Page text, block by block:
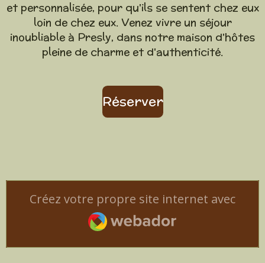
et personnalisée, pour qu'ils se sentent chez eux
loin de chez eux. Venez vivre un séjour
inoubliable à Presly, dans notre maison d'hôtes
pleine de charme et d'authenticité.
Réserver
Créez votre propre site internet avec
Webador